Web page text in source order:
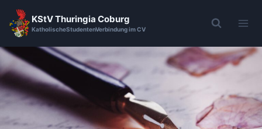
KStV Thuringia Coburg
KatholischeStudentenVerbindung im CV